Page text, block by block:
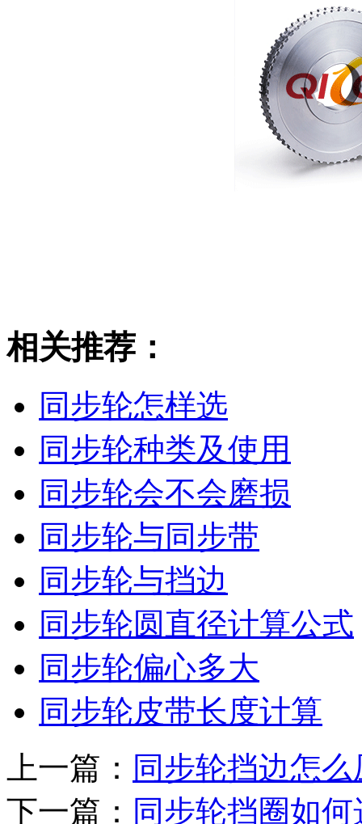
相关推荐：
同步轮怎样选
同步轮种类及使用
同步轮会不会磨损
同步轮与同步带
同步轮与挡边
同步轮圆直径计算公式
同步轮偏心多大
同步轮皮带长度计算
上一篇： 同步轮挡边怎
下一篇： 同步轮挡圈如何